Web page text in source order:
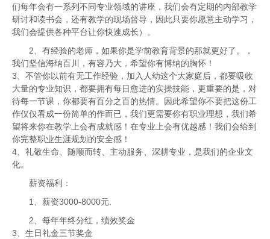
们每年会有一系列不同专业领域的讲座，我们会有定期的内部教学
研讨和读书会，还有教学的现场督导，因此只要你愿意主动学习，
我们会提供各种平台让你快速成长）。
2、有经验的老师，如果你是学前教育背景的那就更好了。，
我们坚信海纳百川，有容乃大，希望你有博纳的胸怀！
3、不管你以前有无工作经验，加入人幼这个大家庭后，都要吸收
大量的专业知识，都要拥有每日愈进的实操技能，更重要的是，对
待每一节课，你都要有百分之百的热情。因此希望你不要把这份工
作仅仅看成一份简单的作而已，我们更需要你有职业理想，我们希
望将来你在教学上会有成就感！在专业上会有优越感！我们会给到
你完整职业生涯规划的安全感！
4、礼敬生命、随顺而转、主动服务、深耕专业，是我们的企业文
化。
薪资福利：
1、薪资3000-8000元.
2、每年年终分红，绩效奖金
3、生日礼金三节奖金